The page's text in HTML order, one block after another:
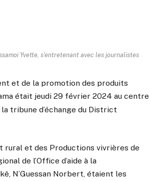
Yvette, s'entretenant avec les journalistes
et de la promotion des produits
était jeudi 29 février 2024 au centre
tribune d’échange du District
rural et des Productions vivrières de
de l’Office d’aide à la
N’Guessan Norbert, étaient les